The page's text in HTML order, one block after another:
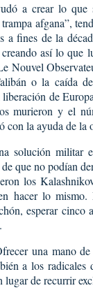
a crear lo
afgana”,
a fines de la
así lo
Nouvel
o la caída
de
murieron y el
con la ayuda de
solución militar
que no podían
los
hacer lo
esperar cinco
una mano
a los radicales
lugar de recurrir